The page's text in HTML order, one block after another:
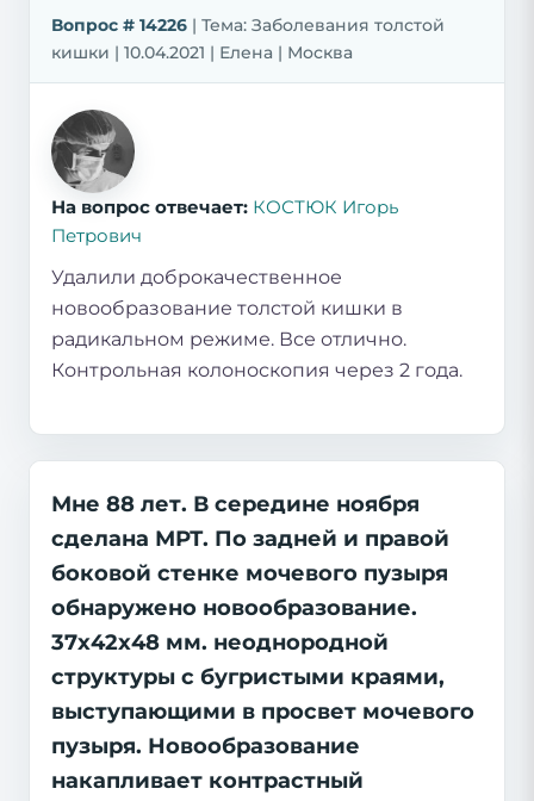
Вопрос # 14226 | Тема: Заболевания толстой
кишки | 10.04.2021 | Елена | Москва
На вопрос отвечает: КОСТЮК Игорь
Петрович
Удалили доброкачественное
новообразование толстой кишки в
радикальном режиме. Все отлично.
Контрольная колоноскопия через 2 года.
Мне 88 лет. В середине ноября
сделана МРТ. По задней и правой
боковой стенке мочевого пузыря
обнаружено новообразование.
37х42х48 мм. неоднородной
структуры с бугристыми краями,
выступающими в просвет мочевого
пузыря. Новообразование
накапливает контрастный